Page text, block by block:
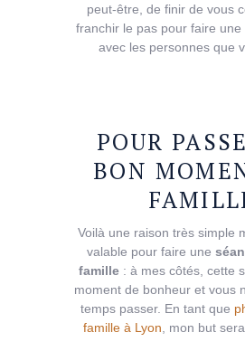
peut-être, de finir de vous
franchir le pas pour faire une
avec les personnes que
POUR
BON
Voilà une raison très simple
valable pour faire une
famille: à mes côtés, cette
moment de bonheur et vous
temps passer. En tant que
famille à Lyon , mon but